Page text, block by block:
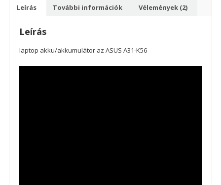
Leírás További információk Vélemények (2)
Leírás
laptop akku/akkumulátor az ASUS A31-K56